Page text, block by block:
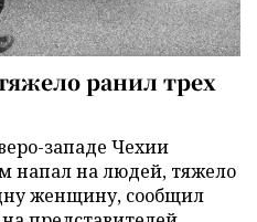
ранил трех
западе Чехии
напал на людей, тяжело
женщину, сообщил